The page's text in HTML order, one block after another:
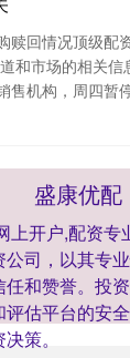
赎回情况顶级配
和市场的相关
售机构，周四暂
盛康优配
上开户,配资专
司，以其专
和赞誉。投
估平台的安
策。